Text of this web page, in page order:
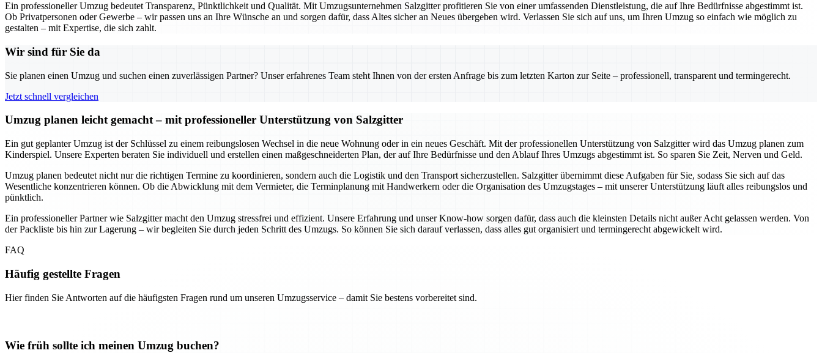
Ein professioneller Umzug bedeutet Transparenz, Pünktlichkeit und Qualität. Mit Umzugsunternehmen Salzgitter profitieren Sie von einer umfassenden Dienstleistung, die auf Ihre Bedürfnisse abgestimmt ist.
Ob Privatpersonen oder Gewerbe – wir passen uns an Ihre Wünsche an und sorgen dafür, dass Altes sicher an Neues übergeben wird. Verlassen Sie sich auf uns, um Ihren Umzug so einfach wie möglich zu
gestalten – mit Expertise, die sich zahlt.
Wir sind für Sie da
Sie planen einen Umzug und suchen einen zuverlässigen Partner? Unser erfahrenes Team steht Ihnen von der ersten Anfrage bis zum letzten Karton zur Seite – professionell, transparent und termingerecht.
Jetzt schnell vergleichen
Umzug planen leicht gemacht – mit professioneller Unterstützung von Salzgitter
Ein gut geplanter Umzug ist der Schlüssel zu einem reibungslosen Wechsel in die neue Wohnung oder in ein neues Geschäft. Mit der professionellen Unterstützung von Salzgitter wird das Umzug planen zum
Kinderspiel. Unsere Experten beraten Sie individuell und erstellen einen maßgeschneiderten Plan, der auf Ihre Bedürfnisse und den Ablauf Ihres Umzugs abgestimmt ist. So sparen Sie Zeit, Nerven und Geld.
Umzug planen bedeutet nicht nur die richtigen Termine zu koordinieren, sondern auch die Logistik und den Transport sicherzustellen. Salzgitter übernimmt diese Aufgaben für Sie, sodass Sie sich auf das
Wesentliche konzentrieren können. Ob die Abwicklung mit dem Vermieter, die Terminplanung mit Handwerkern oder die Organisation des Umzugstages – mit unserer Unterstützung läuft alles reibungslos und
pünktlich.
Ein professioneller Partner wie Salzgitter macht den Umzug stressfrei und effizient. Unsere Erfahrung und unser Know-how sorgen dafür, dass auch die kleinsten Details nicht außer Acht gelassen werden. Von
der Packliste bis hin zur Lagerung – wir begleiten Sie durch jeden Schritt des Umzugs. So können Sie sich darauf verlassen, dass alles gut organisiert und termingerecht abgewickelt wird.
FAQ
Häufig gestellte Fragen
Hier finden Sie Antworten auf die häufigsten Fragen rund um unseren Umzugsservice – damit Sie bestens vorbereitet sind.
Wie früh sollte ich meinen Umzug buchen?